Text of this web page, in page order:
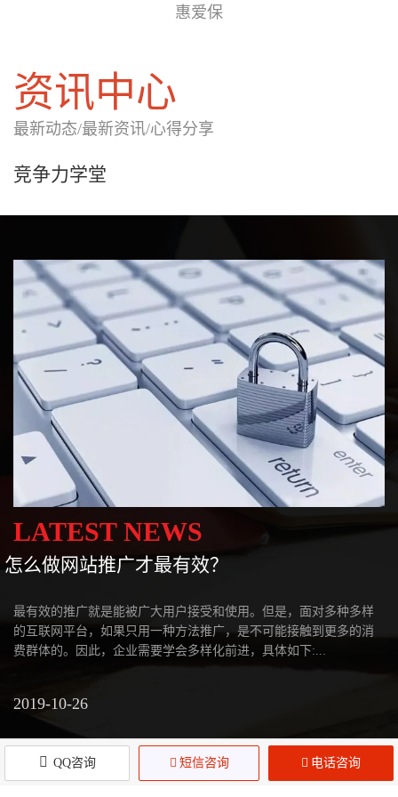
惠爱保
资讯中心
最新动态/最新资讯/心得分享
竞争力学堂
LATEST NEWS
网站优化没到主页和关键词排名下降的原因
作为一个搜索引擎优人员，我们的目标是让网站成为搜索引擎的主
页，但总有一些因素让网站无论如何都无法到达搜索引擎的主页。
经过研究，我们知道网站排名无法优化到首页，有四个问题需要深
QQ咨询  短信咨询  电话咨询